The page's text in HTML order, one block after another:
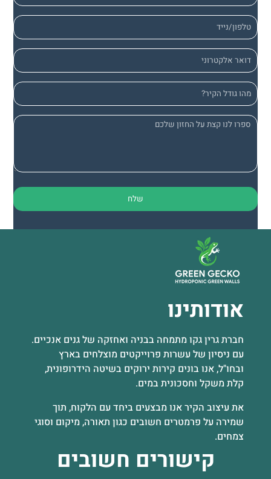
אודותינו
חברת גרין גקו מתמחה בבניה ואחזקה של גנים אנכיים.
עם ניסיון של עשרות פרוייקטים מוצלחים בארץ
ובחו"ל, אנו בונים קירות ירוקים בשיטה הידרופונית,
קלת משקל וחסכונית במים.
את עיצוב הקיר אנו מבצעים ביחד עם הלקוח, תוך
שמירה על פרמטרים חשובים כגון תאורה, מיקום וסוגי
צמחים.
קישורים חשובים